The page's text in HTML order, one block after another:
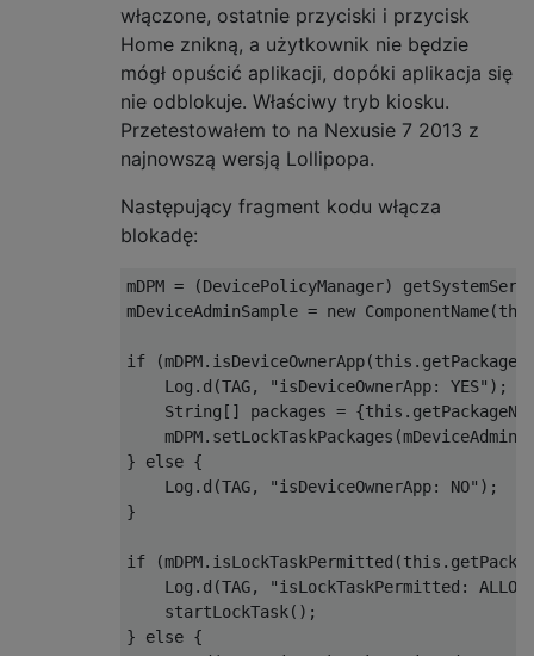
włączone, ostatnie przyciski i przycisk
Home znikną, a użytkownik nie będzie
mógł opuścić aplikacji, dopóki aplikacja się
nie odblokuje. Właściwy tryb kiosku.
Przetestowałem to na Nexusie 7 2013 z
najnowszą wersją Lollipopa.
Następujący fragment kodu włącza
blokadę:
mDPM = (DevicePolicyManager)
mDeviceAdminSample = new
if
    Log.d(TAG, "isDeviceOwnerApp: YES");
String[] packages =
} else {
    Log.d(TAG, "isDeviceOwnerApp: NO");
}
if
Log.d(TAG, "isLockTaskPermitted:
    startLockTask();
} else {